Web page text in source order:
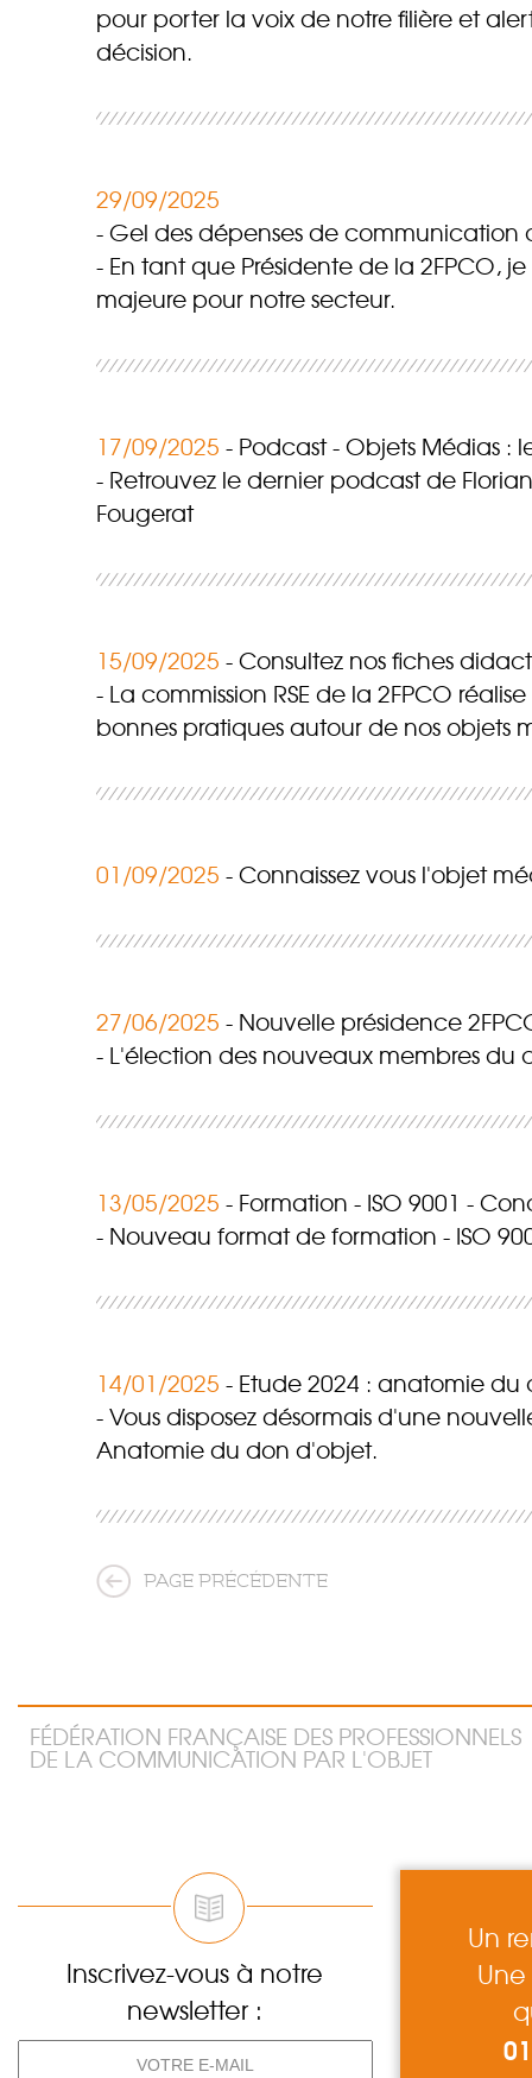
pour porter la voix de notre filière et
décision.
29/09/2025
Gel des dépenses de communication
En tant que Présidente de la 2FPCO,
majeure pour notre secteur.
17/09/2025
Podcast - Objets Médias :
Retrouvez le dernier podcast de
Fougerat
15/09/2025
Consultez nos fiches
La commission RSE de la 2FPCO
bonnes pratiques autour de nos objets
01/09/2025 Connaissez vous l'objet
27/06/2025
Nouvelle présidence
L'élection des nouveaux membres du
13/05/2025
Formation - ISO 9001 -
Nouveau format de formation - ISO
14/01/2025
Etude 2024 : anatomie
Vous disposez désormais d'une
Anatomie du don d'objet.
PAGE PRÉCÉDENTE
FÉDÉRATION FRANÇAISE DES PROFESSIONNELS
DE LA COMMUNICATION PAR L'OBJET
Inscrivez-vous à notre
newsletter :
Un